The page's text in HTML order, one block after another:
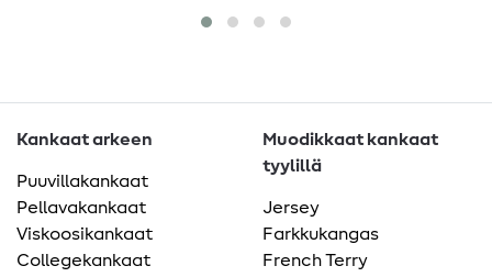
Kankaat arkeen
Puuvillakankaat
Pellavakankaat
Viskoosikankaat
Collegekankaat
Muodikkaat kankaat
tyylillä
Jersey
Farkkukangas
French Terry